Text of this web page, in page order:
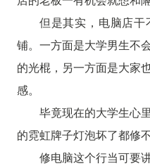
但是其实，电脑店
铺。一方面是大学男生不
的光棍，另一方面是大家
感。
毕竟现在的大学生心
的霓虹牌子灯泡坏了都修
修电脑这个行当可要